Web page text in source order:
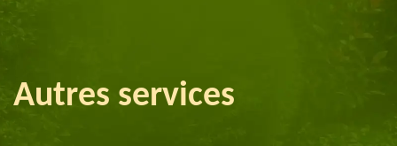
Autres services